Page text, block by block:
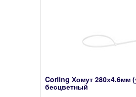
Corling Хомут 280х4.6мм
бесцветный